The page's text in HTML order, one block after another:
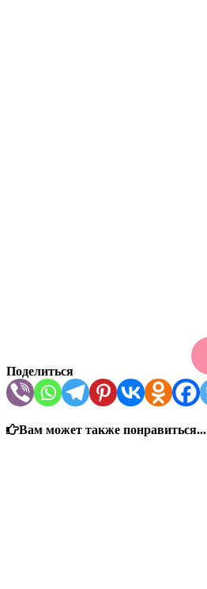
Поделиться
Вам может также понравиться...